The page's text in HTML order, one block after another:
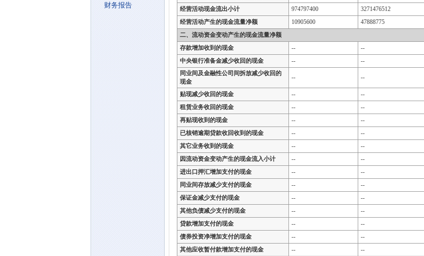
财务报告
经营活动现金流出小计
974797400 3271476512
经营活动产生的现金流量净额
10905600 47888775
二、流动资金变动产生的现金流量净额
存款增加收到的现金
-- --
中央银行准备金减少收回的现金
-- --
同业间及金融性公司间拆放减少收回的
现金
-- --
贴现减少收回的现金 -- --
租赁业务收回的现金
-- --
再贴现收到的现金
-- --
已核销逾期贷款收回收到的现金
-- --
其它业务收到的现金
-- --
因流动资金变动产生的现金流入小计
-- --
进出口押汇增加支付的现金
-- --
同业间存放减少支付的现金
-- --
保证金减少支付的现金
-- --
其他负债减少支付的现金
-- --
贷款增加支付的现金
-- --
债券投资净增加支付的现金
-- --
其他应收暂付款增加支付的现金
-- --